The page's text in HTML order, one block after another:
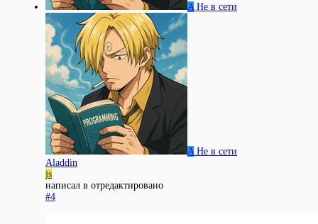
A Не в сети
A Не в сети
Aladdin
js
написал в отредактировано
#4